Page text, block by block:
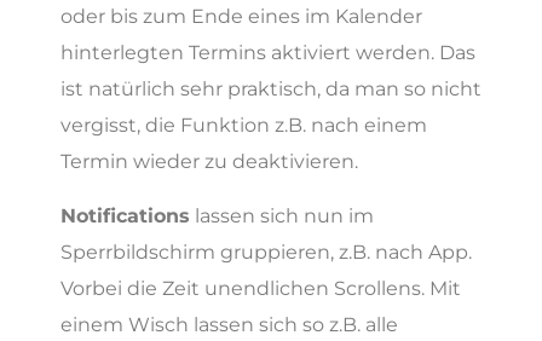
oder bis zum Ende eines im Kalender
hinterlegten Termins aktiviert werden. Das
ist natürlich sehr praktisch, da man so nicht
vergisst, die Funktion z.B. nach einem
Termin wieder zu deaktivieren.
Notifications lassen sich nun im
Sperrbildschirm gruppieren, z.B. nach App.
Vorbei die Zeit unendlichen Scrollens. Mit
einem Wisch lassen sich so z.B. alle